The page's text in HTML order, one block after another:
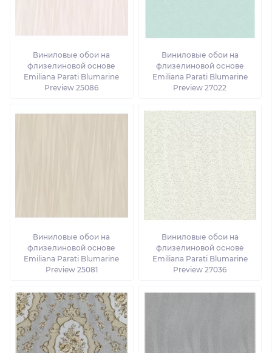
Виниловые обои на
флизелиновой основе
Emiliana Parati Blumarine
Preview 25086
Виниловые обои на
флизелиновой основе
Emiliana Parati Blumarine
Preview 27022
Виниловые обои на
флизелиновой основе
Emiliana Parati Blumarine
Preview 25081
Виниловые обои на
флизелиновой основе
Emiliana Parati Blumarine
Preview 27036